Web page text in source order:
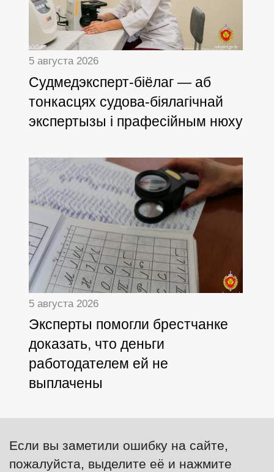
5 августа 2026
Cудмедэксперт-біёлаг — аб
тонкасцях судова-біялагічнай
экспертызы і прафесійным нюху
5 августа 2026
Эксперты помогли брестчанке
доказать, что деньги
работодателем ей не
выплачены
Если вы заметили ошибку на сайте,
пожалуйста, выделите её и нажмите